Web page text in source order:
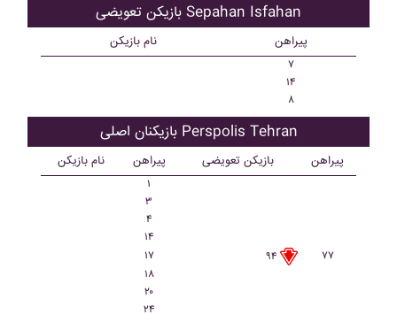
بازیکن تعویضی Sepahan Isfahan
نام بازیکن پیراهن
۷
۱۴
۸
بازیکنان اصلی Perspolis Tehran
نام بازیکن پیراهن بازیکن تعویضی پیراهن
۱
۳
۴
۱۴
۱۷
۹۴
۷۷
۱۸
۲۰
۲۴